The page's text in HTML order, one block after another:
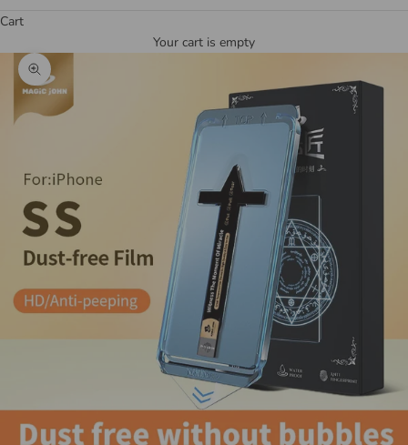
Cart
Your cart is empty
Zoom picture